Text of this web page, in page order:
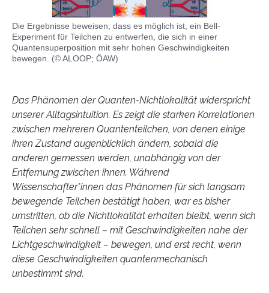
Die Ergebnisse beweisen, dass es möglich ist, ein Bell-
Experiment für Teilchen zu entwerfen, die sich in einer
Quantensuperposition mit sehr hohen Geschwindigkeiten
bewegen. (© ALOOP; ÖAW)
Das Phänomen der Quanten-Nichtlokalität widerspricht
unserer Alltagsintuition. Es zeigt die starken Korrelationen
zwischen mehreren Quantenteilchen, von denen einige
ihren Zustand augenblicklich ändern, sobald die
anderen gemessen werden, unabhängig von der
Entfernung zwischen ihnen. Während
Wissenschafter*innen das Phänomen für sich langsam
bewegende Teilchen bestätigt haben, war es bisher
umstritten, ob die Nichtlokalität erhalten bleibt, wenn sich
Teilchen sehr schnell – mit Geschwindigkeiten nahe der
Lichtgeschwindigkeit – bewegen, und erst recht, wenn
diese Geschwindigkeiten quantenmechanisch
unbestimmt sind.